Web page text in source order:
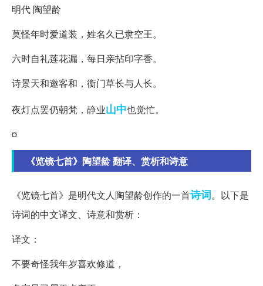
明代 陶望龄
莫怪年时爱道装，姓名久已隶空王。
六时自礼莲花漏，每日亲拈印字香。
诗景天和邀客和，衡门草长与人长。
夜灯点罢仍朝梵，静业山中也觉忙。
¤
《览镜七首》陶望龄 翻译、赏析和诗意
《览镜七首》是明代文人陶望龄创作的一首诗词。以下是
诗词的中文译文、诗意和赏析：
译文：
不要奇怪我年岁喜欢修道，